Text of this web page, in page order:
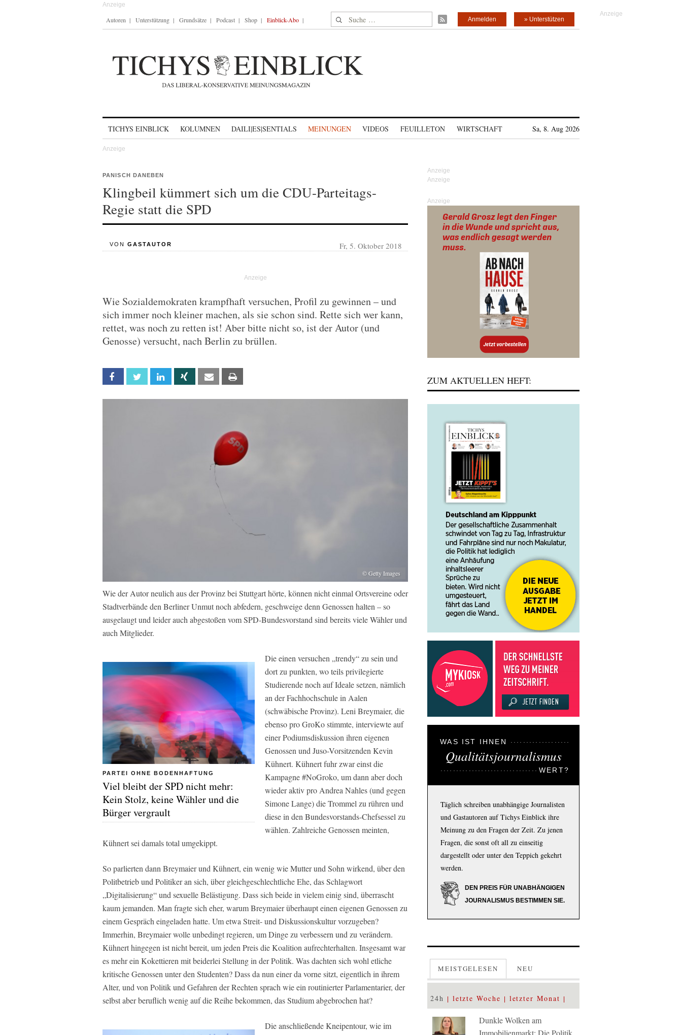
Autoren Unterstützung Grundsätze Podcast Shop Einblick-Abo Suche nach: » Unterstützen
Anmelden
TICHYS EINBLICK KOLUMNEN DAILI|ES|SENTIALS MEINUNGEN VIDEOS FEUILLETON WIRTSCHAFT Sa, 8. Aug 2026
PANISCH DANEBEN
Klingbeil kümmert sich um die CDU-Parteitags-
Regie statt die SPD
VON GASTAUTOR Fr, 5. Oktober 2018
Wie Sozialdemokraten krampfhaft versuchen, Profil zu gewinnen – und
sich immer noch kleiner machen, als sie schon sind. Rette sich wer kann,
rettet, was noch zu retten ist! Aber bitte nicht so, ist der Autor (und
Genosse) versucht, nach Berlin zu brüllen.
Facebook Twitter Linkedin Xing Email
© Getty Images
Wie der Autor neulich aus der Provinz bei Stuttgart hörte, können nicht einmal Ortsvereine oder
Stadtverbände den Berliner Unmut noch abfedern, geschweige denn Genossen halten – so
ausgelaugt und leider auch abgestoßen vom SPD-Bundesvorstand sind bereits viele Wähler und
auch Mitglieder.
PARTEI OHNE BODENHAFTUNG
Viel bleibt der SPD nicht mehr:
Kein Stolz, keine Wähler und die
Bürger vergrault
Die einen versuchen „trendy“ zu sein und
dort zu punkten, wo teils privilegierte
Studierende noch auf Ideale setzen, nämlich
an der Fachhochschule in Aalen
(schwäbische Provinz). Leni Breymaier, die
ebenso pro GroKo stimmte, interviewte auf
einer Podiumsdiskussion ihren eigenen
Genossen und Juso-Vorsitzenden Kevin
Kühnert. Kühnert fuhr zwar einst die
Kampagne #NoGroko, um dann aber doch
wieder aktiv pro Andrea Nahles (und gegen
Simone Lange) die Trommel zu rühren und
diese in den Bundesvorstands-Chefsessel zu
wählen. Zahlreiche Genossen meinten,
Kühnert sei damals total umgekippt.
So parlierten dann Breymaier und Kühnert, ein wenig wie Mutter und Sohn wirkend, über den
Politbetrieb und Politiker an sich, über gleichgeschlechtliche Ehe, das Schlagwort
„Digitalisierung“ und sexuelle Belästigung. Dass sich beide in vielem einig sind, überrascht
kaum jemanden. Man fragte sich eher, warum Breymaier überhaupt einen eigenen Genossen zu
einem Gespräch eingeladen hatte. Um etwa Streit- und Diskussionskultur vorzugeben?
Immerhin, Breymaier wolle unbedingt regieren, um Dinge zu verbessern und zu verändern.
Kühnert hingegen ist nicht bereit, um jeden Preis die Koalition aufrechterhalten. Insgesamt war
es mehr ein Kokettieren mit beiderlei Stellung in der Politik. Was dachten sich wohl etliche
kritische Genossen unter den Studenten? Dass da nun einer da vorne sitzt, eigentlich in ihrem
Alter, und von Politik und Gefahren der Rechten sprach wie ein routinierter Parlamentarier, der
selbst aber beruflich wenig auf die Reihe bekommen, das Studium abgebrochen hat?
Die anschließende Kneipentour, wie im
Anzeige
ZUM AKTUELLEN HEFT:
WAS IST IHNEN
Qualitätsjournalismus
WERT?
Täglich schreiben unabhängige Journalisten
und Gastautoren auf Tichys Einblick ihre
Meinung zu den Fragen der Zeit. Zu jenen
Fragen, die sonst oft all zu einseitig
dargestellt oder unter den Teppich gekehrt
werden.
DEN PREIS FÜR UNABHÄNGIGEN
JOURNALISMUS BESTIMMEN SIE.
MEISTGELESEN NEU
24h letzte Woche letzter Monat
Dunkle Wolken am
Immobilienmarkt: Die Politik